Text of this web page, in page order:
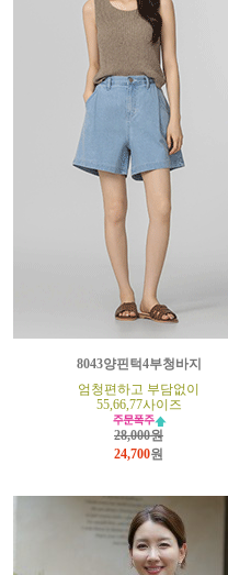
8043양핀턱4부청바지
엄청편하고 부담없이
55,66,77사이즈
28,000원
24,700원